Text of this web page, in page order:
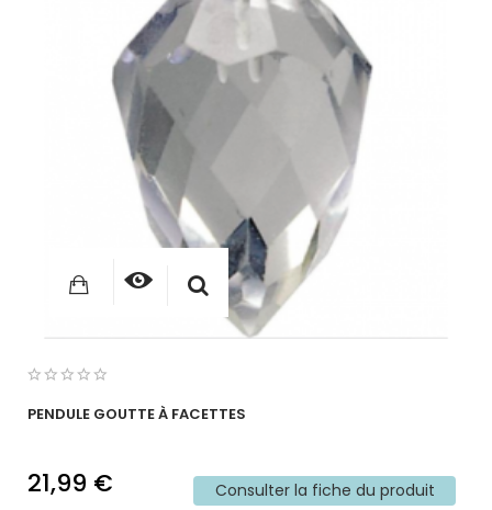
PENDULE GOUTTE À FACETTES
21,99 € Consulter la fiche du produit